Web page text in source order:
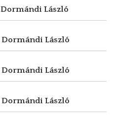
Dormándi László
Dormándi László
Dormándi László
Dormándi László